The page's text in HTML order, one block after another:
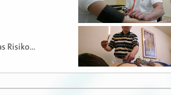
Risiko…